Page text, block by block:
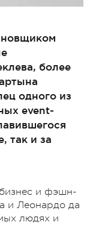
более
одного из
event-
так и за
и фэшн-
и Леонардо да
людях и